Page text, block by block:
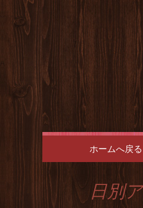
天
ブ
博多の
コンテンツへ移
ホームへ戻る
日別